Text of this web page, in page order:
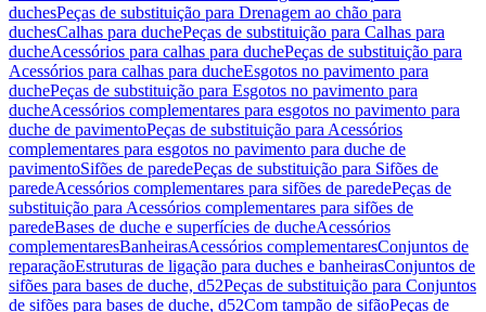
duchesPeças de substituição para Drenagem ao chão para
duchesCalhas para duchePeças de substituição para Calhas para
ducheAcessórios para calhas para duchePeças de substituição para
Acessórios para calhas para ducheEsgotos no pavimento para
duchePeças de substituição para Esgotos no pavimento para
ducheAcessórios complementares para esgotos no pavimento para
duche de pavimentoPeças de substituição para Acessórios
complementares para esgotos no pavimento para duche de
pavimentoSifões de paredePeças de substituição para Sifões de
paredeAcessórios complementares para sifões de paredePeças de
substituição para Acessórios complementares para sifões de
paredeBases de duche e superfícies de ducheAcessórios
complementaresBanheirasAcessórios complementaresConjuntos de
reparaçãoEstruturas de ligação para duches e banheirasConjuntos de
sifões para bases de duche, d52Peças de substituição para Conjuntos
de sifões para bases de duche, d52Com tampão de sifãoPeças de